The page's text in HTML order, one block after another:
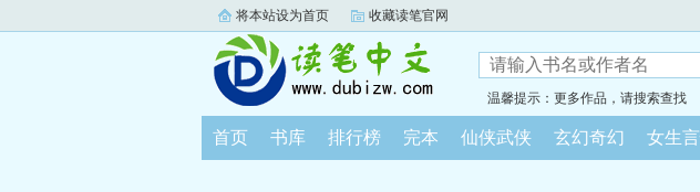
将本站设为首页 收藏读笔官网
温馨提示：更多作品，请搜索查找
首页 书库 排行榜 完本 仙侠武侠 玄幻奇幻 女生